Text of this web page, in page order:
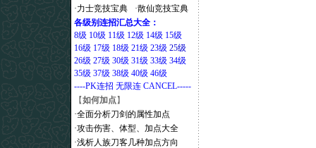
·力士竞技宝典 ·散仙竞技宝典
各级别连招汇总大全：
8级 10级 11级 12级 14级 15级
16级 17级 18级 21级 23级 25级
26级 27级 30级 31级 33级 34级
35级 37级 38级 40级 46级
----PK连招 无限连 CANCEL-----
【如何加点】
·全面分析刀剑的属性加点
·攻击伤害、体型、加点大全
·浅析人族刀客几种加点方向